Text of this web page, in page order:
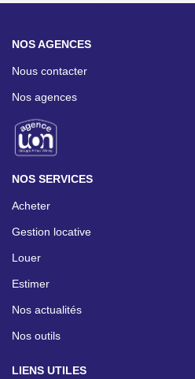
NOS AGENCES
Nous contacter
Nos agences
NOS SERVICES
Acheter
Gestion locative
Louer
Estimer
Nos actualités
Nos outils
LIENS UTILES